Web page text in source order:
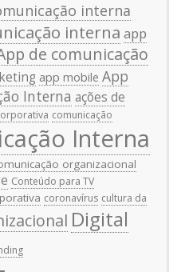
interna
interna app
de comunicação
app mobile App
Interna ações de
comunicação
Interna
organizacional
Conteúdo para TV
coronavírus cultura da
Digital